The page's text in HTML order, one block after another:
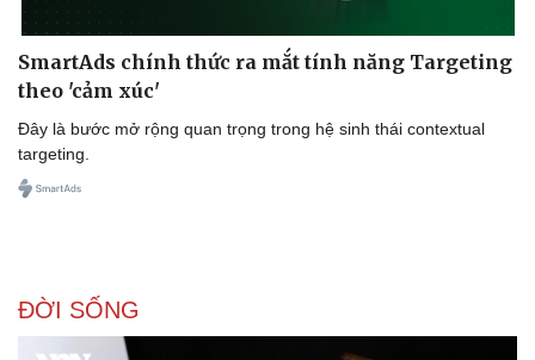
SmartAds chính thức ra mắt tính năng Targeting
theo 'cảm xúc'
Đây là bước mở rộng quan trọng trong hệ sinh thái contextual
targeting.
ĐỜI SỐNG